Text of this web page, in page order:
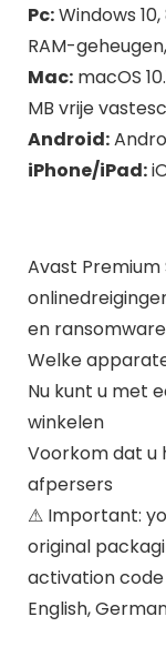
Pc:Windows 10,
RAM-
Mac:macOS
MB vrije
Android:
iPhone/iPad:
Avast
en
Welke
Nu kunt u met
winkelen
Voorkom dat u
afpersers
⚠ Important:
original
activation code
English,